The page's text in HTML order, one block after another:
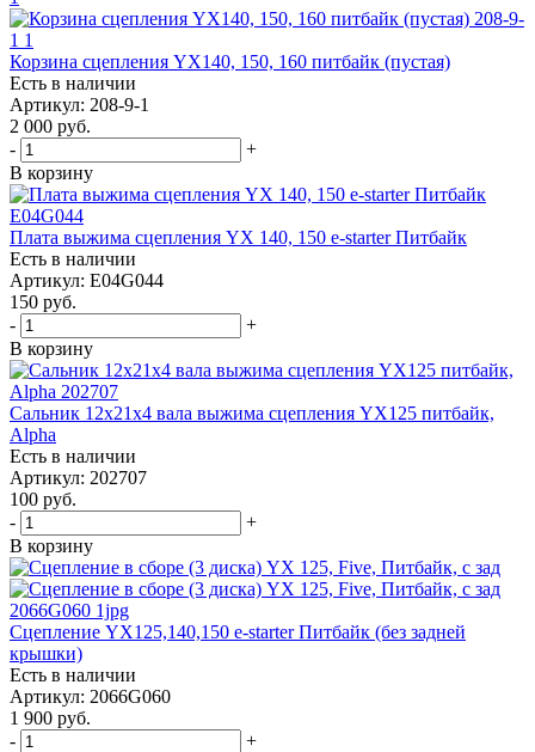
Корзина сцепления YX140, 150, 160 питбайк (пустая)
Есть в наличии
Артикул: 208-9-1
2 000 руб.
-
+
В корзину
Плата выжима сцепления YX 140, 150 e-starter Питбайк
Есть в наличии
Артикул: E04G044
150 руб.
-
+
В корзину
Сальник 12x21x4 вала выжима сцепления YX125 питбайк,
Alpha
Есть в наличии
Артикул: 202707
100 руб.
-
+
В корзину
Сцепление YX125,140,150 e-starter Питбайк (без задней
крышки)
Есть в наличии
Артикул: 2066G060
1 900 руб.
-
+